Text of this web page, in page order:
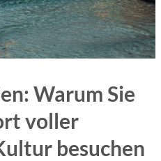
Warum Sie
voller
besuchen